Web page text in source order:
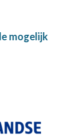
mogelijk